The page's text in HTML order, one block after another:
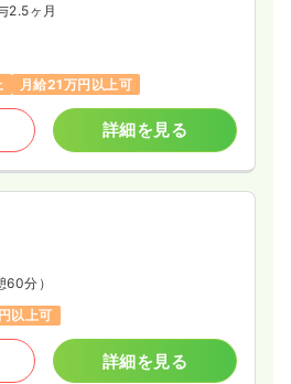
2.5ヶ月
月給21万円以上可
詳細を見る
60分）
以上可
詳細を見る